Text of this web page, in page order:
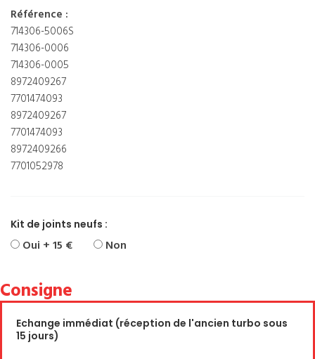
Référence :
714306-5006S
714306-0006
714306-0005
8972409267
7701474093
8972409267
7701474093
8972409266
7701052978
Kit de joints neufs :
Oui + 15 € Non
Consigne
Echange immédiat (réception de l'ancien turbo sous
15 jours)